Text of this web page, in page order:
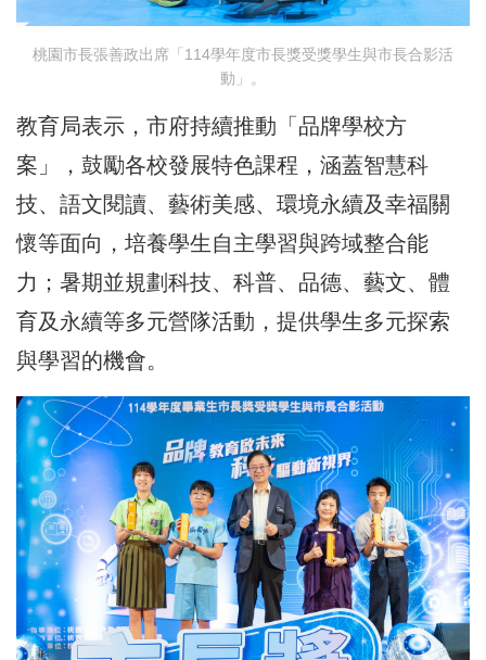
桃園市長張善政出席「114學年度市長獎受獎學生與市長合影活
動」。
教育局表示，市府持續推動「品牌學校方
案」，鼓勵各校發展特色課程，涵蓋智慧科
技、語文閱讀、藝術美感、環境永續及幸福關
懷等面向，培養學生自主學習與跨域整合能
力；暑期並規劃科技、科普、品德、藝文、體
育及永續等多元營隊活動，提供學生多元探索
與學習的機會。